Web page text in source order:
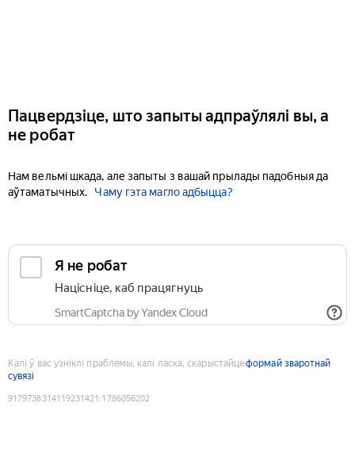
Пацвердзіце, што запыты адпраўлялі вы, а
не робат
Нам вельмі шкада, але запыты з вашай прылады падобныя да
аўтаматычных.
Чаму гэта магло адбыцца?
Я не робат
Націсніце, каб працягнуць
SmartCaptcha by Yandex Cloud
Калі ў вас узніклі праблемы, калі ласка, скарыстайцеформай зваротнай
сувязі
9179738314119231421 :1786056202